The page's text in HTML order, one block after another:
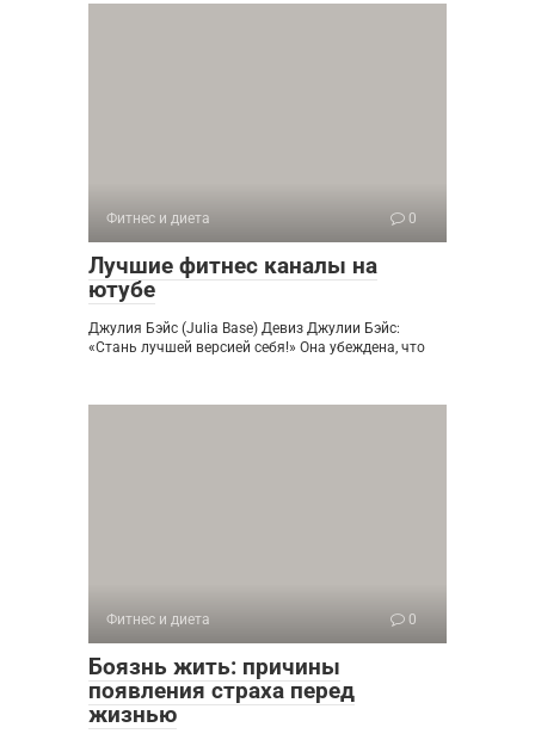
Фитнес и диета 0
Лучшие фитнес каналы на
ютубе
Джулия Бэйс (Julia Base) Девиз Джулии Бэйс:
«Стань лучшей версией себя!» Она убеждена, что
Фитнес и диета 0
Боязнь жить: причины
появления страха перед
жизнью